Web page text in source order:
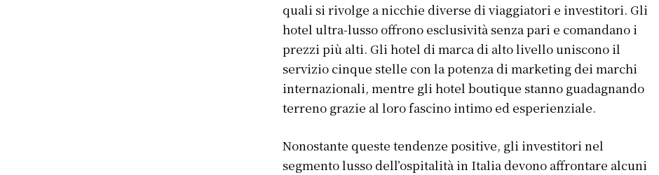
quali si rivolge a nicchie diverse di viaggiatori e investitori. Gli
hotel ultra-lusso offrono esclusività senza pari e comandano i
prezzi più alti. Gli hotel di marca di alto livello uniscono il
servizio cinque stelle con la potenza di marketing dei marchi
internazionali, mentre gli hotel boutique stanno guadagnando
terreno grazie al loro fascino intimo ed esperienziale.
Nonostante queste tendenze positive, gli investitori nel
segmento lusso dell’ospitalità in Italia devono affrontare alcuni